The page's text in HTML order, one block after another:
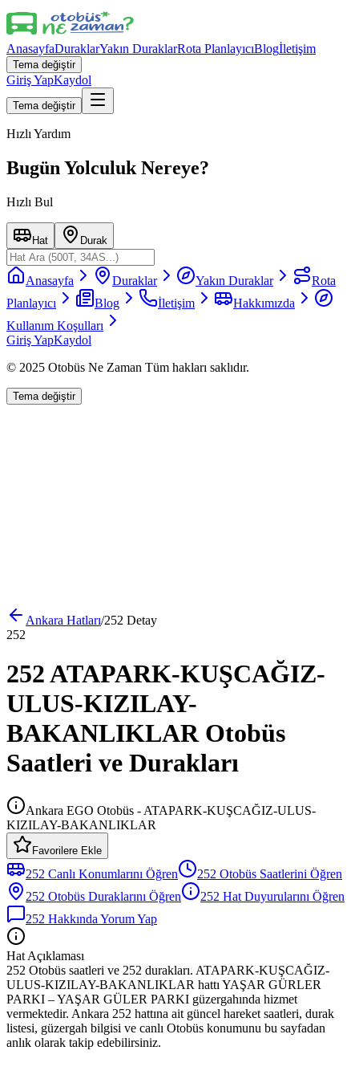
AnasayfaDuraklarYakın DuraklarRota PlanlayıcıBlogİletişim
Tema değiştir
Giriş YapKaydol
Tema değiştir
Hızlı Yardım
Bugün Yolculuk Nereye?
Hızlı Bul
Hat Durak
Anasayfa Duraklar Yakın Duraklar
Rota
Planlayıcı
Blog İletişim
Hakkımızda
Kullanım Koşulları
Giriş YapKaydol
© 2025 Otobüs Ne Zaman Tüm hakları saklıdır.
Tema değiştir
Ankara Hatları/252 Detay
252
252 ATAPARK-KUŞCAĞIZ-
ULUS-KIZILAY-
BAKANLIKLAR Otobüs
Saatleri ve Durakları
Ankara EGO Otobüs - ATAPARK-KUŞCAĞIZ-ULUS-
KIZILAY-BAKANLIKLAR
Favorilere Ekle
252 Canlı Konumlarını Öğren 252 Otobüs Saatlerini Öğren
252 Otobüs Duraklarını Öğren 252 Hat Duyurularını Öğren
252 Hakkında Yorum Yap
Hat Açıklaması
252 Otobüs saatleri ve 252 durakları. ATAPARK-KUŞCAĞIZ-
ULUS-KIZILAY-BAKANLIKLAR hattı YAŞAR GÜRLER
PARKI – YAŞAR GÜLER PARKI güzergahında hizmet
vermektedir. Ankara 252 hattına ait güncel hareket saatleri, durak
listesi, güzergah bilgisi ve canlı Otobüs konumunu bu sayfadan
anlık olarak takip edebilirsiniz.